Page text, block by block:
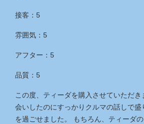
接客：5
雰囲気：5
アフター：5
品質：5
この度、ティーダを購入させていただ
会いしたのにすっかりクルマの話しで盛
を過ごせました。 もちろん、ティーダ